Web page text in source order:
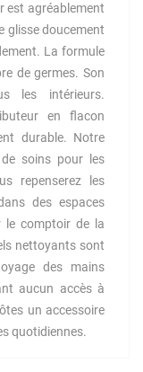
est agréablement
glisse doucement
La formule
de germes. Son
les intérieurs.
en flacon
durable. Notre
soins pour les
repenserez les
des espaces
le comptoir de la
nettoyants sont
des mains
aucun accès à
un accessoire
quotidiennes.